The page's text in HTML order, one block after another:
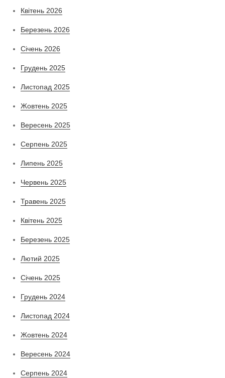
Квітень 2026
Березень 2026
Січень 2026
Грудень 2025
Листопад 2025
Жовтень 2025
Вересень 2025
Серпень 2025
Липень 2025
Червень 2025
Травень 2025
Квітень 2025
Березень 2025
Лютий 2025
Січень 2025
Грудень 2024
Листопад 2024
Жовтень 2024
Вересень 2024
Серпень 2024